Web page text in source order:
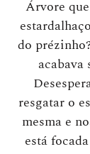
Árvore
do
acabava
resgatar o
mesma e
está